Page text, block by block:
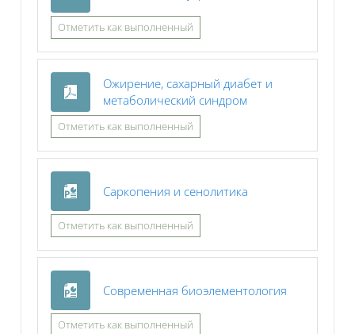
Отметить как выполненный
Ожирение, сахарный диабет и
метаболический синдром
Отметить как выполненный
Саркопения и сенолитика
Отметить как выполненный
Современная биоэлементология
Отметить как выполненный